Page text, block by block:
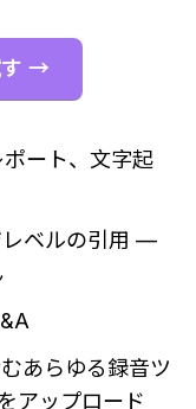
す →
ート、文字起
レベルの引用 —
あらゆる録音ツ
アップロード